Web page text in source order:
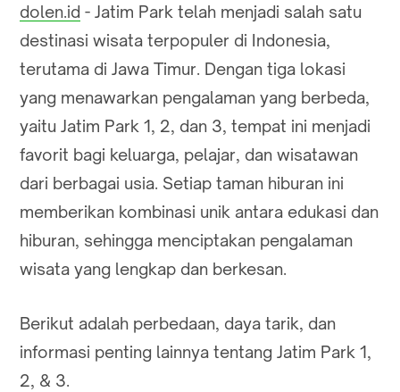
dolen.id - Jatim Park telah menjadi salah satu
destinasi wisata terpopuler di Indonesia,
terutama di Jawa Timur. Dengan tiga lokasi
yang menawarkan pengalaman yang berbeda,
yaitu Jatim Park 1, 2, dan 3, tempat ini menjadi
favorit bagi keluarga, pelajar, dan wisatawan
dari berbagai usia. Setiap taman hiburan ini
memberikan kombinasi unik antara edukasi dan
hiburan, sehingga menciptakan pengalaman
wisata yang lengkap dan berkesan.
Berikut adalah perbedaan, daya tarik, dan
informasi penting lainnya tentang Jatim Park 1,
2, & 3.